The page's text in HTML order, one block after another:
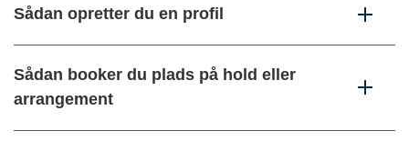
Sådan opretter du en profil
Sådan booker du plads på hold eller
arrangement